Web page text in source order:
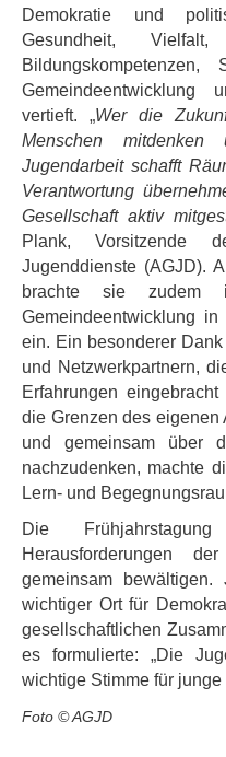
Demokratie und
Gesundheit,
Bildungskompetenzen,
Gemeindeentwicklung
vertieft. „Wer die
Menschen mitdenken
Jugendarbeit schafft
Verantwortung
Gesellschaft aktiv
Plank, Vorsitzende
Jugenddienste (AGJD).
brachte sie zudem
Gemeindeentwicklung
ein. Ein besonderer
und Netzwerkpartnern,
Erfahrungen
die Grenzen des eigenen
und gemeinsam über
nachzudenken, machte
Lern- und
Die
Herausforderungen
gemeinsam
wichtiger Ort für
gesellschaftlichen
es formulierte: „Die
wichtige Stimme für
Foto © AGJD